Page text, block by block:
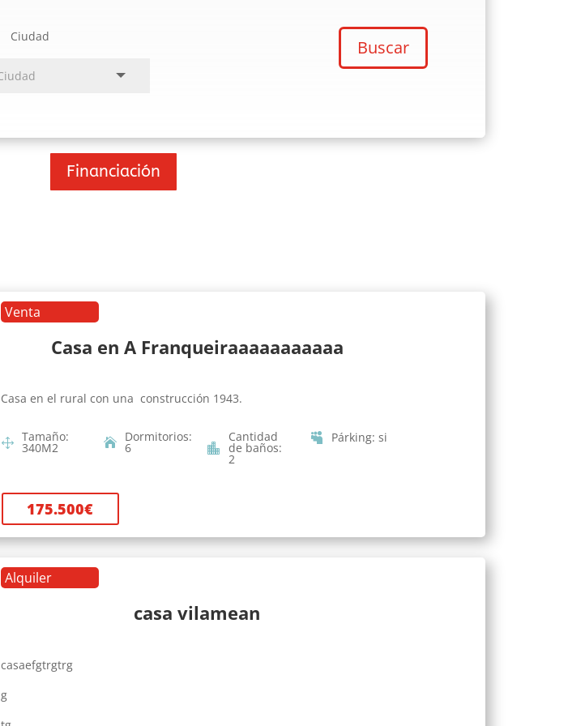
Ciudad
Buscar
Financiación
Venta
Casa en A Franqueiraaaaaaaaaaa
Casa en el rural con una construcción 1943.
Tamaño:
340M2
Dormitorios:
6
Cantidad
de baños:
2
Párking:si
175.500€
Alquiler
casa vilamean
casaefgtrgtrg
g